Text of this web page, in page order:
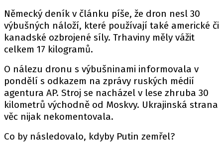
Německý deník v článku píše, že dron nesl 30
výbušných náloží, které používají také americké či
kanadské ozbrojené síly. Trhaviny měly vážit
celkem 17 kilogramů.
O nálezu dronu s výbušninami informovala v
pondělí s odkazem na zprávy ruských médií
agentura AP. Stroj se nacházel v lese zhruba 30
kilometrů východně od Moskvy. Ukrajinská strana
věc nijak nekomentovala.
Co by následovalo, kdyby Putin zemřel?